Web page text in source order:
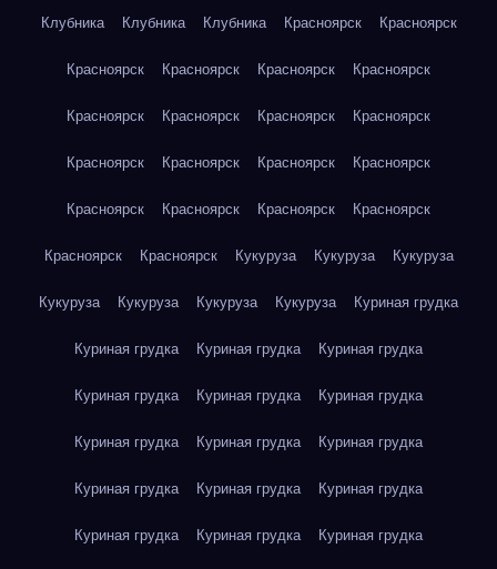
Клубника Клубника Клубника Красноярск Красноярск
Красноярск Красноярск Красноярск Красноярск
Красноярск Красноярск Красноярск Красноярск
Красноярск Красноярск Красноярск Красноярск
Красноярск Красноярск Красноярск Красноярск
Красноярск Красноярск Кукуруза Кукуруза Кукуруза
Кукуруза Кукуруза Кукуруза Кукуруза Куриная грудка
Куриная грудка Куриная грудка Куриная грудка
Куриная грудка Куриная грудка Куриная грудка
Куриная грудка Куриная грудка Куриная грудка
Куриная грудка Куриная грудка Куриная грудка
Куриная грудка Куриная грудка Куриная грудка